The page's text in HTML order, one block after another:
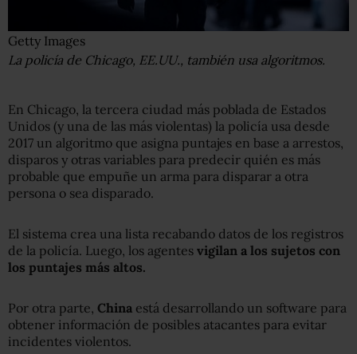
Getty Images
La policía de Chicago, EE.UU., también usa algoritmos.
En Chicago, la tercera ciudad más poblada de Estados
Unidos (y una de las más violentas) la policía usa desde
2017 un algoritmo que asigna puntajes en base a arrestos,
disparos y otras variables para predecir quién es más
probable que empuñe un arma para disparar a otra
persona o sea disparado.
El sistema crea una lista recabando datos de los registros
de la policía. Luego, los agentes vigilan a los sujetos con
los puntajes más altos.
Por otra parte, China está desarrollando un software para
obtener información de posibles atacantes para evitar
incidentes violentos.